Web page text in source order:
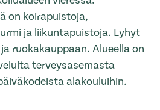
on koirapuistoja,
ja liikuntapuistoja. Lyhyt
ruokakauppaan. Alueella on
terveysasemasta
alakouluihin.